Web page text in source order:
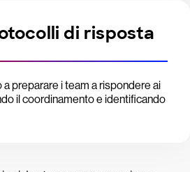
di risposta
a preparare i team a rispondere ai
il coordinamento e identificando